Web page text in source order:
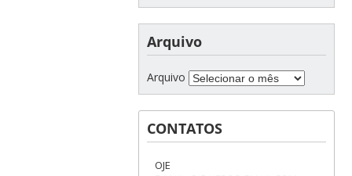
Arquivo
Arquivo
CONTATOS
OJE